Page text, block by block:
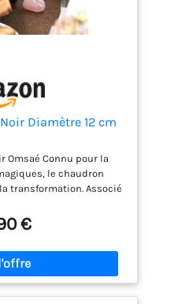
de répondre
vos besoins
Diamètre 12 cm
Omsaé Connu pour la
le chaudron
transformation. Associé
bouillir un mélange
aux rituels que pour
plantes. Chaudron en
anse. Dimensions
cm. Diamètre intérieur
le chaudron sur une
€